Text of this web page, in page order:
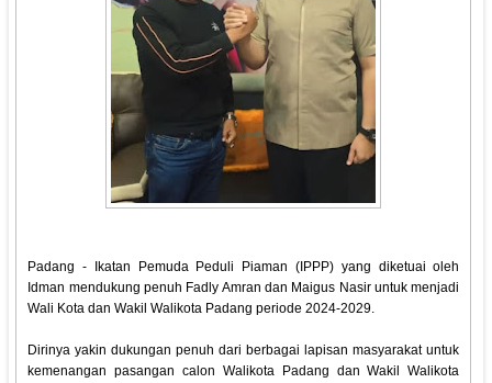
Padang - Ikatan Pemuda Peduli Piaman (IPPP) yang diketuai oleh
Idman mendukung penuh Fadly Amran dan Maigus Nasir untuk menjadi
Wali Kota dan Wakil Walikota Padang periode 2024-2029.
Dirinya yakin dukungan penuh dari berbagai lapisan masyarakat untuk
kemenangan pasangan calon Walikota Padang dan Wakil Walikota